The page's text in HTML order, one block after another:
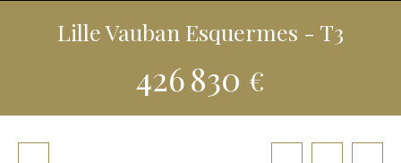
Lille Vauban Esquermes - T3
426 830 €